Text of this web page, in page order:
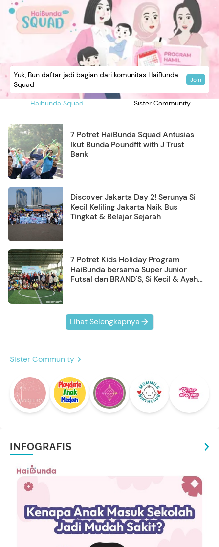
Haibunda Squad Sister Community
Yuk, Bun daftar jadi bagian dari komunitas HaiBunda
Squad
Join
7 Potret HaiBunda Squad Antusias
Ikut Bunda Poundfit with J Trust
Bank
Discover Jakarta Day 2! Serunya Si
Kecil Keliling Jakarta Naik Bus
Tingkat & Belajar Sejarah
7 Potret Kids Holiday Program
HaiBunda bersama Super Junior
Futsal dan BRAND'S, Si Kecil & Ayah
Lihat Selengkapnya
Sister Community
INFOGRAFIS